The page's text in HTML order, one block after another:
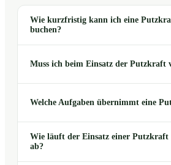
Wie kurzfristig kann ich eine
buchen?
Muss ich beim Einsatz der Putzkraft
Welche Aufgaben übernimmt eine
Wie läuft der Einsatz einer
ab?